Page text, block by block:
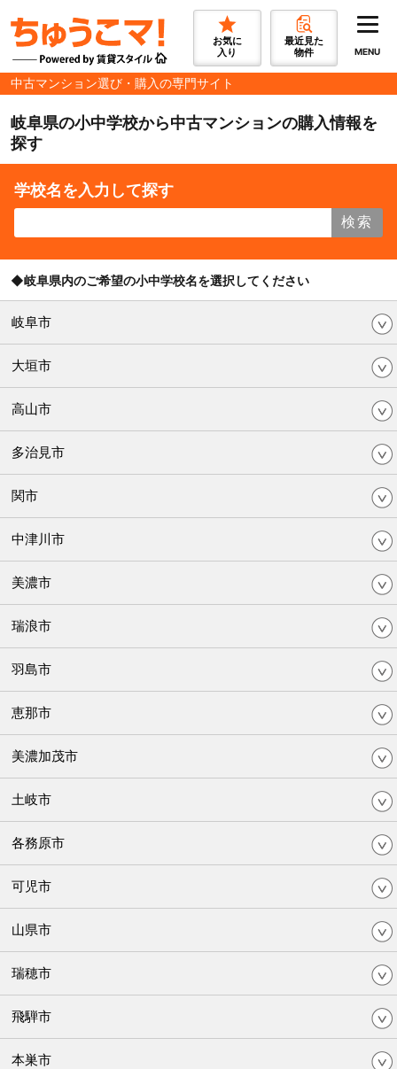
お気に
入り
最近見た
物件
MENU
中古マンション選び・購入の専門サイト
岐阜県の小中学校から中古マンションの購入情報を
探す
学校名を入力して探す
検索
◆岐阜県内のご希望の小中学校名を選択してください
岐阜市
大垣市
高山市
多治見市
関市
中津川市
美濃市
瑞浪市
羽島市
恵那市
美濃加茂市
土岐市
各務原市
可児市
山県市
瑞穂市
飛騨市
本巣市